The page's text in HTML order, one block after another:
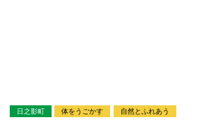
日之影町 体をうごかす 自然とふれあう